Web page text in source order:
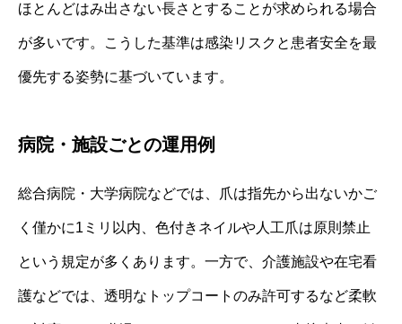
ほとんどはみ出さない長さとすることが求められる場合
が多いです。こうした基準は感染リスクと患者安全を最
優先する姿勢に基づいています。
病院・施設ごとの運用例
総合病院・大学病院などでは、爪は指先から出ないかご
く僅かに1ミリ以内、色付きネイルや人工爪は原則禁止
という規定が多くあります。一方で、介護施設や在宅看
護などでは、透明なトップコートのみ許可するなど柔軟